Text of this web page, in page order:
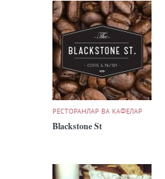
РЕСТОРАНЛАР ВА КАФЕЛАР
Blackstone St